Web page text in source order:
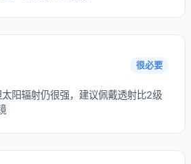
很必要
阳辐射仍很强，建议佩戴透射比2级